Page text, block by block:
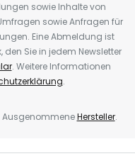
sowie Inhalte von
sowie Anfragen für
Eine Abmeldung ist
Sie in jedem Newsletter
. Weitere Informationen
.
AusgenommeneHersteller.